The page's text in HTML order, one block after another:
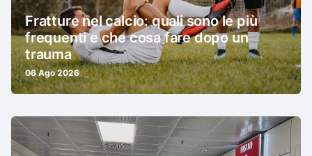
Fratture nel calcio: quali sono le più
frequenti e che cosa fare dopo un
trauma
06 Ago 2026